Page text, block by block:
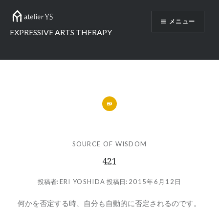
EXPRESSIVE ARTS THERAPY
メニュー
SOURCE OF WISDOM
421
投稿者:ERI YOSHIDA 投稿日: 2015年6月12日
何かを否定する時、自分も自動的に否定されるのです。